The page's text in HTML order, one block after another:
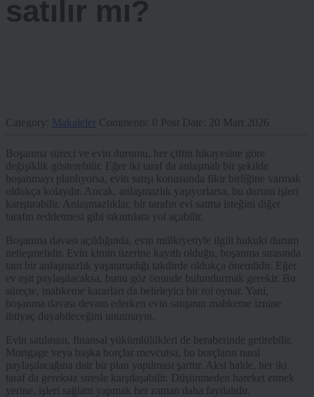
satılır mı?
Category: Makaleler Comments: 0 Post Date: 20 Mart 2026
Boşanma süreci ve evin durumu, her çiftin hikayesine göre
değişiklik gösterebilir. Eğer iki taraf da anlaşmalı bir şekilde
boşanmayı planlıyorsa, evin satışı konusunda fikir birliğine varmak
oldukça kolaydır. Ancak, anlaşmazlık yaşıyorlarsa, bu durum işleri
karıştırabilir. Anlaşmazlıklar, bir tarafın evi satma isteğini diğer
tarafın reddetmesi gibi sıkıntılara yol açabilir.
Boşanma davası açıldığında, evin mülkiyetiyle ilgili hukuki durum
netleşmelidir. Evin kimin üzerine kayıtlı olduğu, boşanma sırasında
tam bir anlaşmazlık yaşanmadığı takdirde oldukça önemlidir. Eğer
ev eşit paylaşılacaksa, bunu göz önünde bulundurmak gerekir. Bu
süreçte, mahkeme kararları da belirleyici bir rol oynar. Yani,
boşanma davası devam ederken evin satışının mahkeme iznine
ihtiyaç duyabileceğini unutmayın.
Evin satılması, finansal yükümlülükleri de beraberinde getirebilir.
Mortgage veya başka borçlar mevcutsa, bu borçların nasıl
paylaşılacağına dair bir plan yapılması şarttır. Aksi halde, her iki
taraf da gereksiz stresle karşılaşabilir. Düşünmeden hareket etmek
yerine, işleri sağlam yapmak her zaman daha faydalıdır.